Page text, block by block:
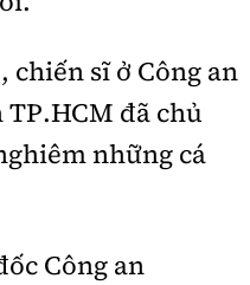
chiến sĩ ở Công an
đã chủ
những cá
Công an